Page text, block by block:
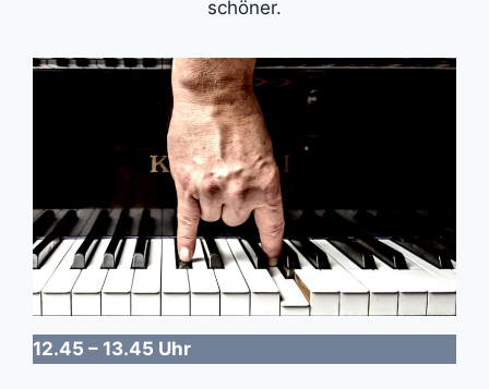
schöner.
12.45 – 13.45 Uhr